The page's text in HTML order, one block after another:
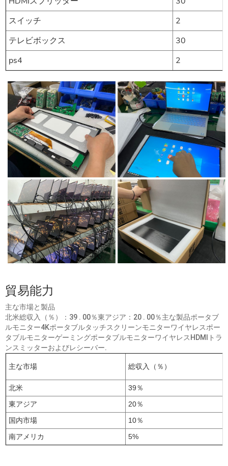
スイッチ
2
テレビボックス
30
ps4
2
貿易能力
主な市場と製品
北米総収入（％）：39 . 00％東アジア：20 . 00％主な製品ポータブ
ルモニター4Kポータブルタッチスクリーンモニターワイヤレスポー
タブルモニターゲーミングポータブルモニターワイヤレスHDMIトラ
ンスミッターおよびレシーバー.
主な市場 総収入（％）
北米
39％
東アジア
20％
国内市場
10％
南アメリカ
5%